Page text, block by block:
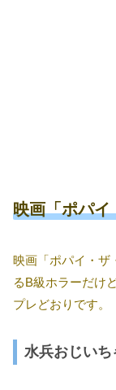
映画「ポパイ
映画「ポパイ・ザ
るB級ホラーだけ
プレどおりです。
水兵おじいち